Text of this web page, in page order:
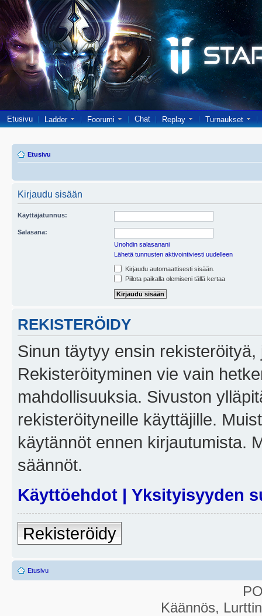
Etusivu Ladder Foorumi Chat Replay Turnaukset
Etusivu
Kirjaudu sisään
Käyttäjätunnus:
Salasana:
Unohdin salasanani
Lähetä tunnusten aktivointiviesti uudelleen
Kirjaudu automaattisesti sisään.
Piilota paikalla olemiseni tällä kertaa
REKISTERÖIDY
Sinun täytyy ensin
Rekisteröityminen vie vain
mahdollisuuksia. Sivuston
rekisteröityneille käyttäjille.
käytännöt ennen kirjautumista.
säännöt.
Käyttöehdot | Yksityisyyden
Rekisteröidy
Etusivu
Käännös,